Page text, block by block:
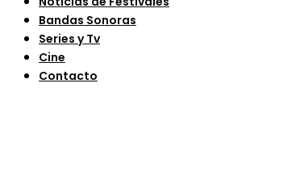
Bandas Sonoras
Series y Tv
Cine
Contacto